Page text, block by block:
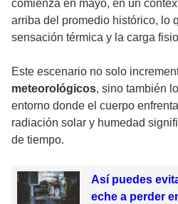
comienza en mayo, en un
arriba del promedio histórico, lo
sensación térmica y la carga
Este escenario no solo
meteorológicos, sino también
entorno donde el cuerpo enfrenta
radiación solar y humedad
de tiempo.
Así puedes
eche a perder